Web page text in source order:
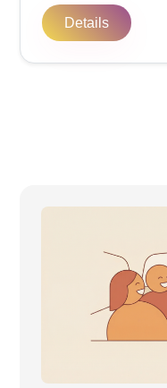
Details